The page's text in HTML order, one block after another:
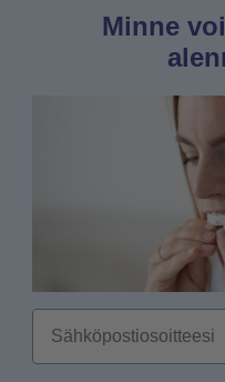
Minne
Email